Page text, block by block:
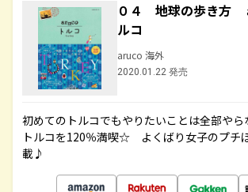
０４ 地球の歩き方
ルコ
aruco 海外
2020.01.22 発売
初めてのトルコでもやりたいことは全部や
トルコを120％満喫☆ よくばり女子のプチ
載♪